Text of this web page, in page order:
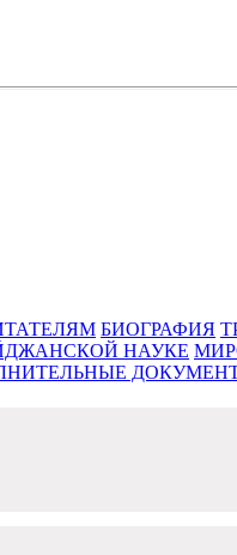
БИОГРАФИЯ
НАУКЕ